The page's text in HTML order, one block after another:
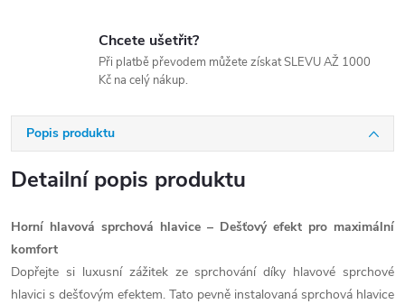
Chcete ušetřit?
Při platbě převodem můžete získat SLEVU AŽ 1000
Kč na celý nákup.
Popis produktu
Detailní popis produktu
Horní hlavová sprchová hlavice – Dešťový efekt pro maximální
komfort
Dopřejte si luxusní zážitek ze sprchování díky hlavové sprchové
hlavici s dešťovým efektem. Tato pevně instalovaná sprchová hlavice